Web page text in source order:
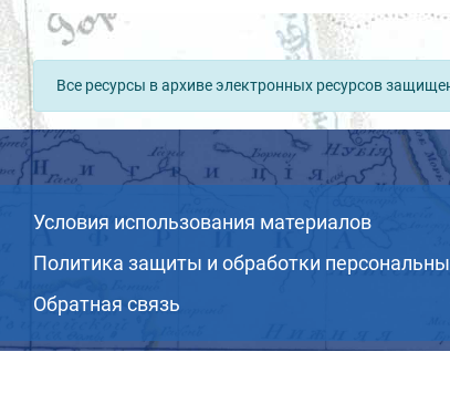
Все ресурсы в архиве электронных ресурсов
Условия использования материалов
Политика защиты и обработки
Обратная связь